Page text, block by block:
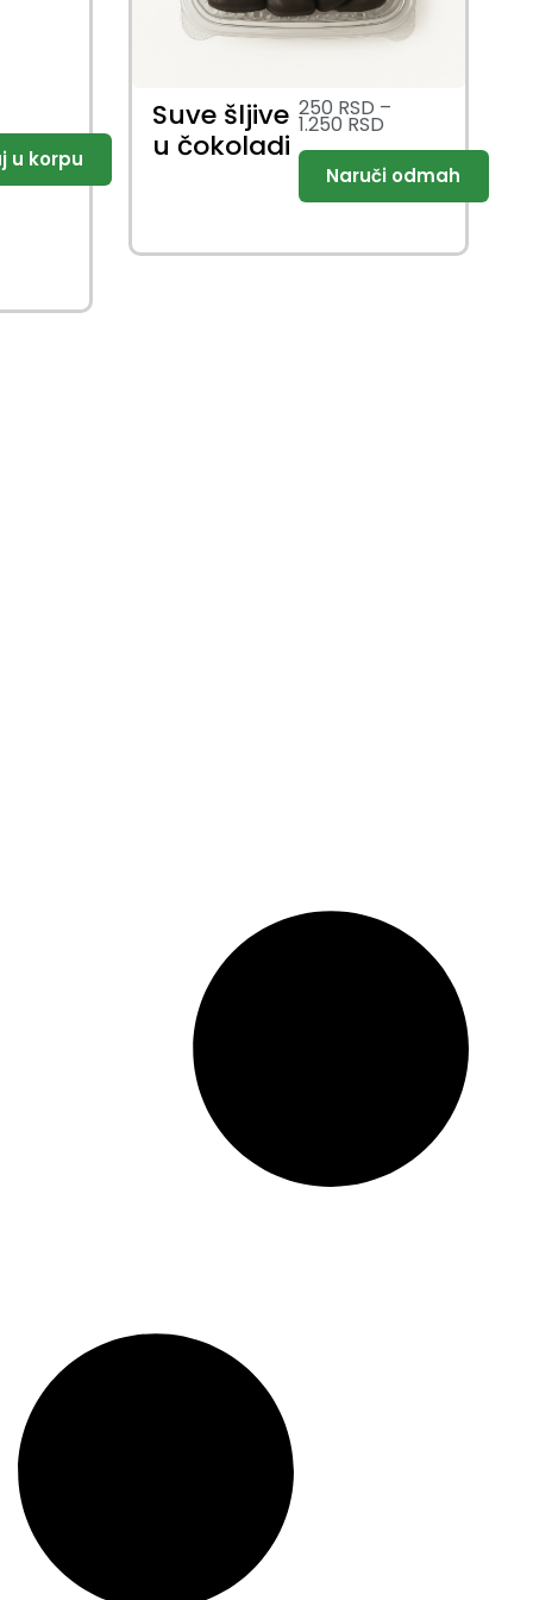
Suve šljive
u čokoladi
250 RSD –
1.250 RSD